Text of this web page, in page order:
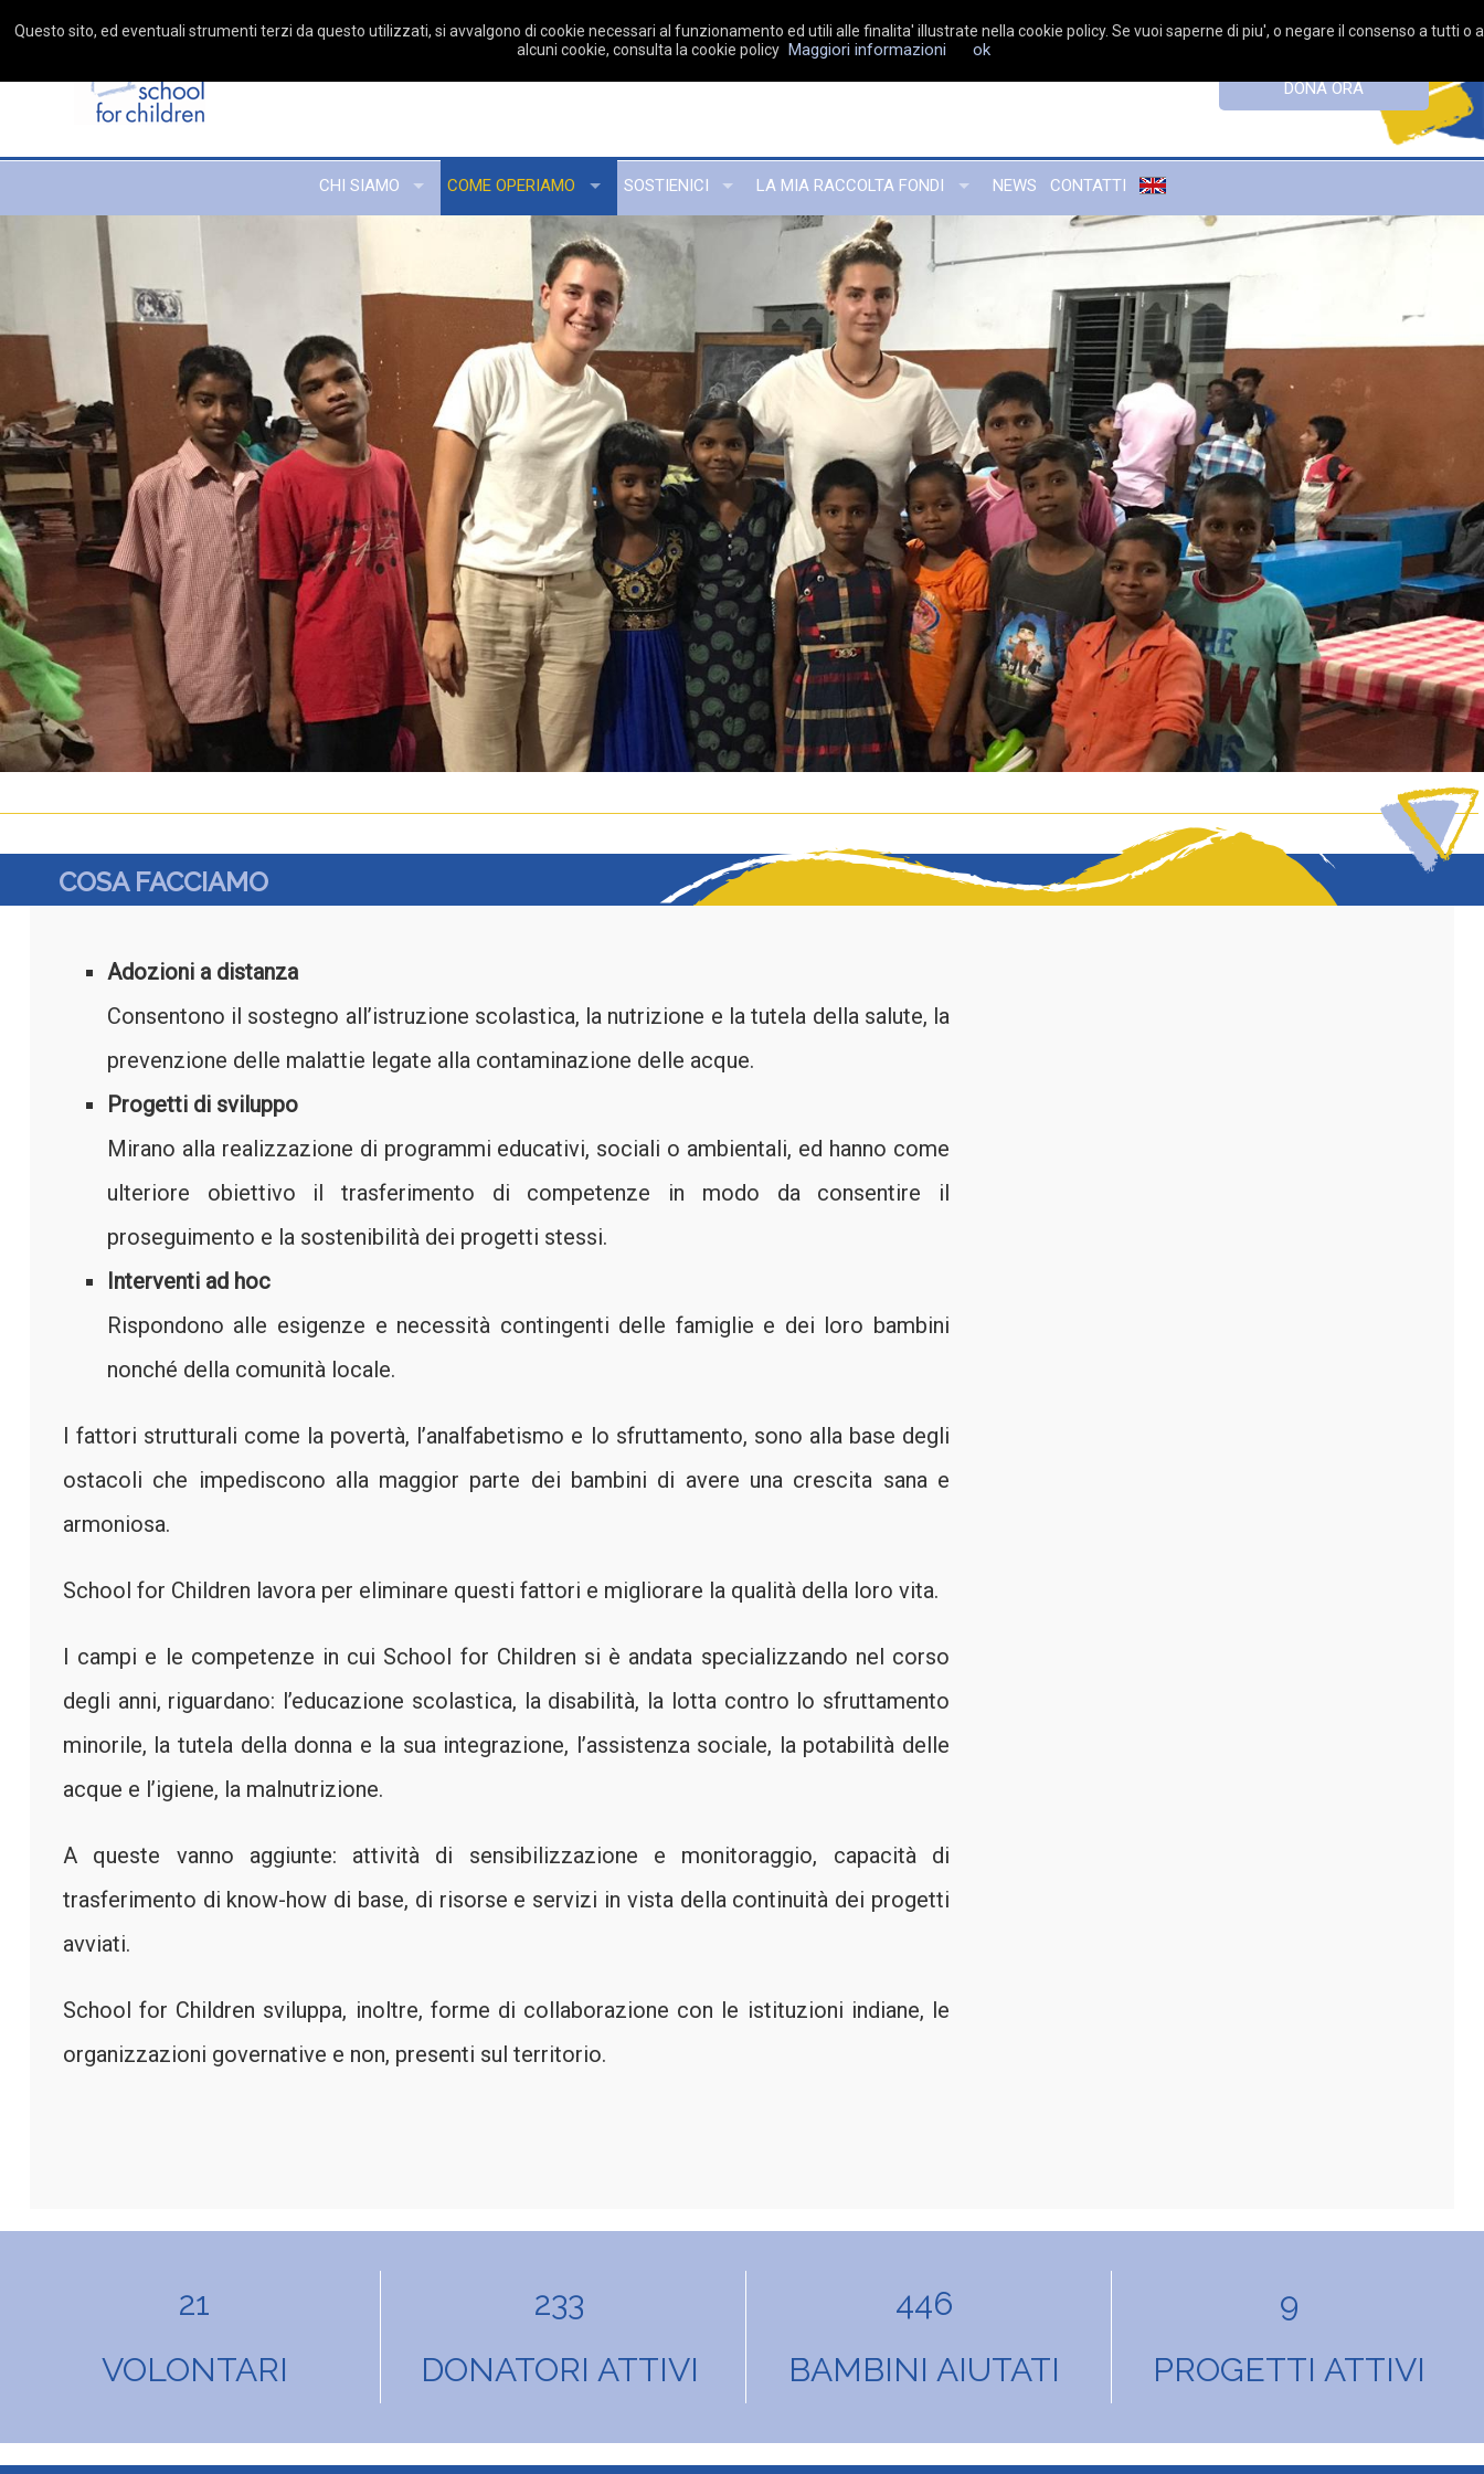
DONA ORA
CHI SIAMO COME OPERIAMO SOSTIENICI LA MIA RACCOLTA FONDI NEWS CONTATTI
COSA FACCIAMO
Adozioni a distanza
Consentono il sostegno all’istruzione scolastica, la nutrizione e la tutela della salute, la
prevenzione delle malattie legate alla contaminazione delle acque.
Progetti di sviluppo
Mirano alla realizzazione di programmi educativi, sociali o ambientali, ed hanno come
ulteriore obiettivo il trasferimento di competenze in modo da consentire il
proseguimento e la sostenibilità dei progetti stessi.
Interventi ad hoc
Rispondono alle esigenze e necessità contingenti delle famiglie e dei loro bambini
nonché della comunità locale.
I fattori strutturali come la povertà, l’analfabetismo e lo sfruttamento, sono alla base degli
ostacoli che impediscono alla maggior parte dei bambini di avere una crescita sana e
armoniosa.
School for Children lavora per eliminare questi fattori e migliorare la qualità della loro vita.
I campi e le competenze in cui School for Children si è andata specializzando nel corso
degli anni, riguardano: l’educazione scolastica, la disabilità, la lotta contro lo sfruttamento
minorile, la tutela della donna e la sua integrazione, l’assistenza sociale, la potabilità delle
acque e l’igiene, la malnutrizione.
A queste vanno aggiunte: attività di sensibilizzazione e monitoraggio, capacità di
trasferimento di know-how di base, di risorse e servizi in vista della continuità dei progetti
avviati.
School for Children sviluppa, inoltre, forme di collaborazione con le istituzioni indiane, le
organizzazioni governative e non, presenti sul territorio.
21
VOLONTARI
233
DONATORI ATTIVI
446
BAMBINI AIUTATI
9
PROGETTI ATTIVI
Questo sito, ed eventuali strumenti terzi da questo utilizzati, si avvalgono di cookie necessari al funzionamento ed utili alle finalita' illustrate nella cookie policy. Se vuoi saperne di piu', o negare il consenso a tutti o
alcuni cookie, consulta la cookie policy Maggiori informazioni ok